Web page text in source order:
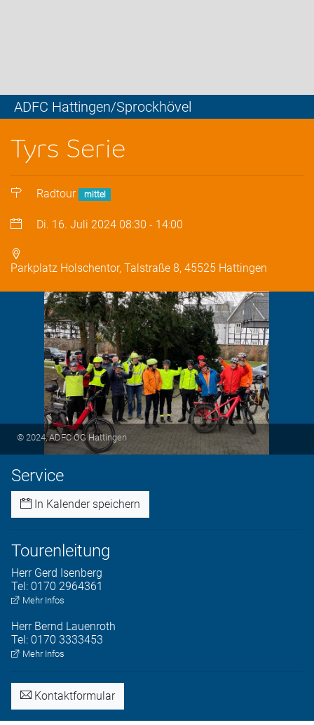
ADFC Hattingen/Sprockhövel
Tyrs Serie
Radtour mittel
Di. 16. Juli 2024 08:30 - 14:00
Parkplatz Holschentor, Talstraße 8, 45525 Hattingen
© 2024, ADFC OG Hattingen
Service
In Kalender speichern
Tourenleitung
Herr Gerd Isenberg
Tel: 0170 2964361
Mehr Infos
Herr Bernd Lauenroth
Tel: 0170 3333453
Mehr Infos
Kontaktformular